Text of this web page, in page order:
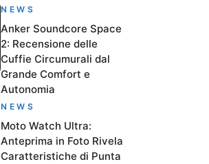
NEWS
Anker Soundcore Space
2: Recensione delle
Cuffie Circumurali dal
Grande Comfort e
Autonomia
NEWS
Moto Watch Ultra:
Anteprima in Foto Rivela
Caratteristiche di Punta